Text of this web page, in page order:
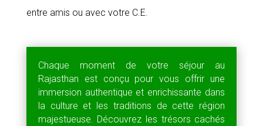
entre amis ou avec votre C.E.
Chaque moment de votre séjour au
Rajasthan est conçu pour vous offrir une
immersion authentique et enrichissante dans
la culture et les traditions de cette région
majestueuse. Découvrez les trésors cachés